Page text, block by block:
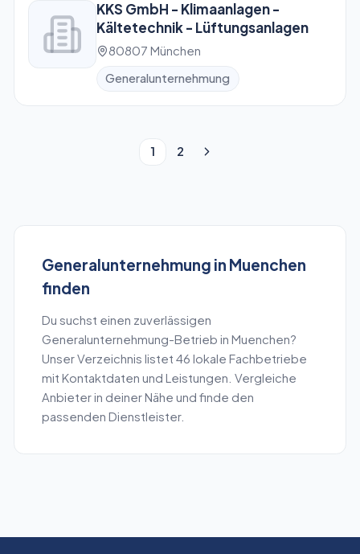
KKS GmbH - Klimaanlagen -
Kältetechnik - Lüftungsanlagen
80807 München
Generalunternehmung
1 2
Generalunternehmung in Muenchen
finden
Du suchst einen zuverlässigen
Generalunternehmung-Betrieb in Muenchen?
Unser Verzeichnis listet 46 lokale Fachbetriebe
mit Kontaktdaten und Leistungen. Vergleiche
Anbieter in deiner Nähe und finde den
passenden Dienstleister.